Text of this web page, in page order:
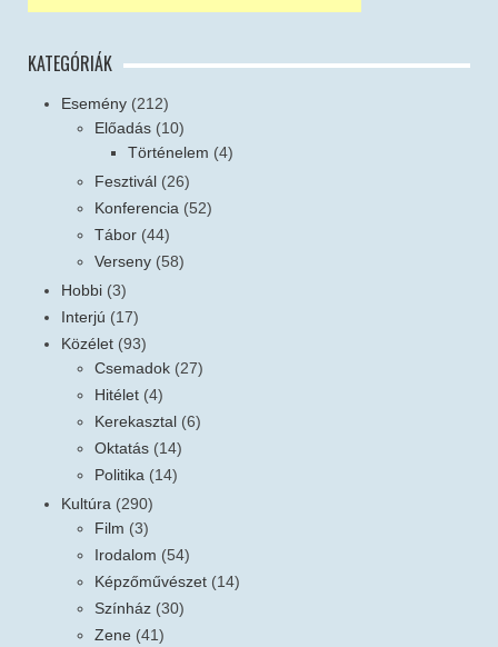
KATEGÓRIÁK
Esemény (212)
Előadás (10)
Történelem (4)
Fesztivál (26)
Konferencia (52)
Tábor (44)
Verseny (58)
Hobbi (3)
Interjú (17)
Közélet (93)
Csemadok (27)
Hitélet (4)
Kerekasztal (6)
Oktatás (14)
Politika (14)
Kultúra (290)
Film (3)
Irodalom (54)
Képzőművészet (14)
Színház (30)
Zene (41)